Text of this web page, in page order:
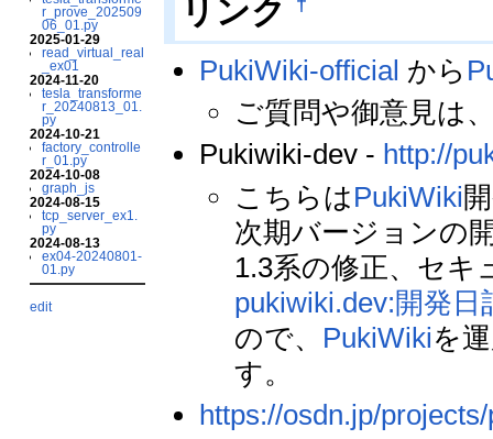
r_prove_202509
06_01.py
2025-01-29
read_virtual_real
_ex01
2024-11-20
tesla_transforme
r_20240813_01.
py
2024-10-21
factory_controlle
r_01.py
2024-10-08
graph_js
2024-08-15
tcp_server_ex1.
py
2024-08-13
ex04-20240801-
01.py
edit
リンク
PukiWiki-official から
ご質問や御意見は
Pukiwiki-dev - http://
こちらはPukiWiki
次期バージョンの
1.3系の修正、セキ
pukiwiki.dev:開発日
ので、 PukiWikiを
す。
https://osdn.jp/